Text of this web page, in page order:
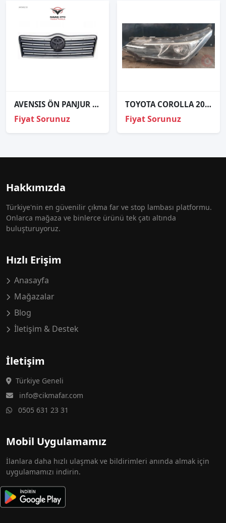
AVENSIS ÖN PANJUR ORTA KROM 2003 VE ÜZERİ / TAYVAN / KAMPANYA
Fiyat Sorunuz
TOYOTA COROLLA 2015-18 ÇIKMA SOL FAR
Fiyat Sorunuz
Hakkımızda
Türkiye'nin en güvenilir çıkma far ve stop lambası platformu.
Onlarca mağaza ve binlerce ürünü tek çatı altında
buluşturuyoruz.
Hızlı Erişim
Anasayfa
Mağazalar
Blog
İletişim & Destek
İletişim
Türkiye Geneli
info@cikmafar.com
0505 631 23 31
Mobil Uygulamamız
İlanlara daha hızlı ulaşmak ve bildirimleri anında almak için
uygulamamızı indirin.